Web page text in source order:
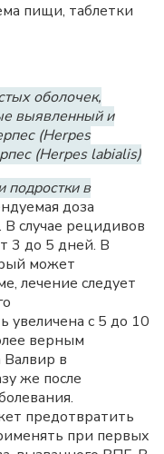
пищи, таблетки
оболочек,
выявленный и
(Herpes
(Herpes labialis)
в
доза
В случае рецидивов
3 до 5 дней. В
может
лечение следует
увеличена с 5 до 10
верным
Валвир в
же после
предотвратить
при первых